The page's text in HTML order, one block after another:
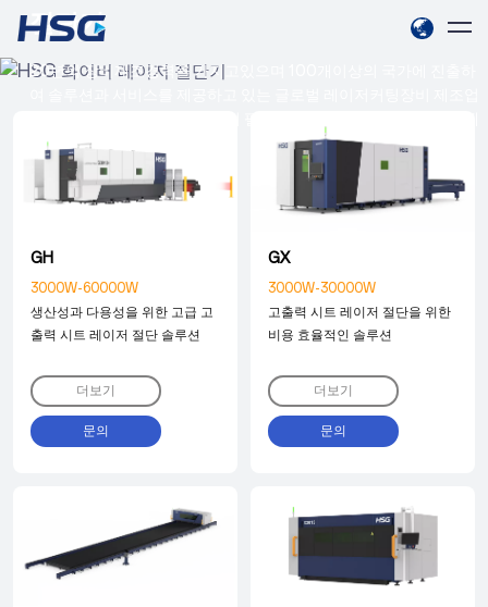
절단기
20년의 장비제조경력을 가지고있으며 100개이상의 국가에 진출하
요 .
GH
3000W-60000W
생산성과 다용성을 위한 고급 고
출력 시트 레이저 절단 솔루션
더보기
문의
GX
3000W-30000W
고출력 시트 레이저 절단을 위한
비용 효율적인 솔루션
더보기
문의